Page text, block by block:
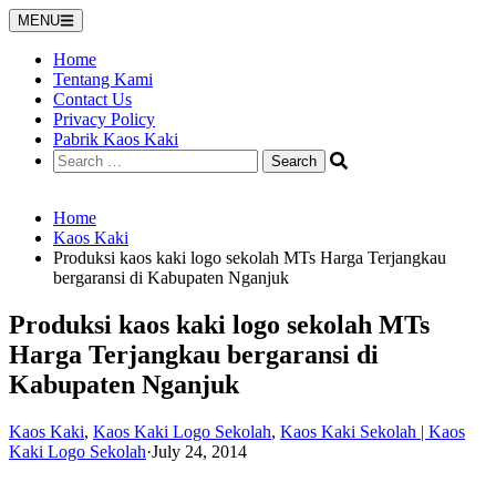
Skip
to
content
MENU
Home
Tentang Kami
Contact Us
Privacy Policy
Pabrik Kaos Kaki
Search
for:
Home
Kaos Kaki
Produksi kaos kaki logo sekolah MTs Harga Terjangkau
bergaransi di Kabupaten Nganjuk
Produksi kaos kaki logo sekolah MTs
Harga Terjangkau bergaransi di
Kabupaten Nganjuk
Kaos Kaki, Kaos Kaki Logo Sekolah, Kaos Kaki Sekolah | Kaos
Kaki Logo Sekolah·July 24, 2014